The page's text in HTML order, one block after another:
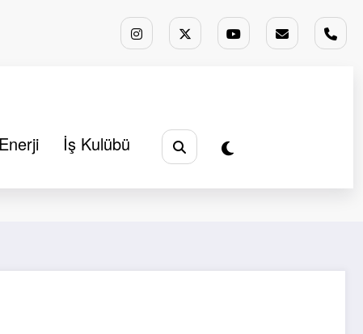
İş Kulübü